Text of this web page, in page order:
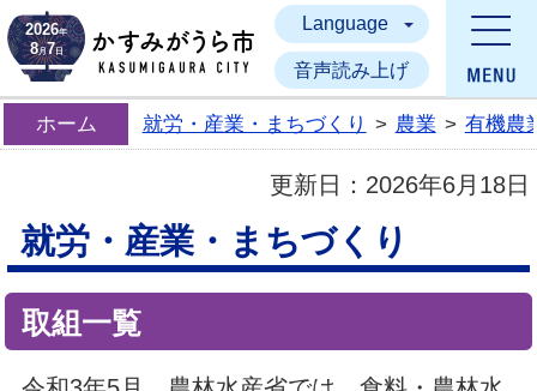
かすみがうら市
2026年
8月7日
Language
音声読み上げ
ホーム 就労・産業・まちづくり > 農業 > 有機農
更新日： 2026年6月18日
就労・産業・まちづくり
取組一覧